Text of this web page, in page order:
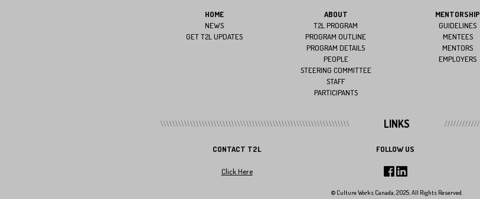
HOME
NEWS
GET T2L UPDATES
ABOUT
T2L PROGRAM
PROGRAM OUTLINE
PROGRAM DETAILS
PEOPLE
STEERING COMMITTEE
STAFF
PARTICIPANTS
MENTORSHIP
GUIDELINES
MENTEES
MENTORS
EMPLOYERS
LINKS
CONTACT T2L
Click Here
FOLLOW US
© Culture Works Canada, 2025. All Rights Reserved.